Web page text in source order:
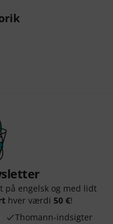
på engelsk og med lidt
hver værdi 50 €!
Thomann-indsigter